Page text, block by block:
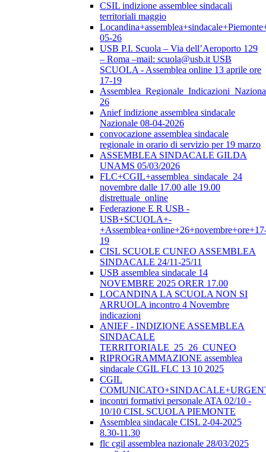
CSIL indizione assemblee sindacali
territoriali maggio
05-26
USB P.I. Scuola – Via dell’Aeroporto 129
– Roma –mail: scuola@usb.it USB
SCUOLA - Assemblea online 13 aprile ore
17-19
26
Anief indizione assemblea sindacale
Nazionale 08-04-2026
convocazione assemblea sindacale
regionale in orario di servizio per 19 marzo
ASSEMBLEA SINDACALE GILDA
UNAMS 05/03/2026
FLC+CGIL+assemblea_sindacale_24
novembre dalle 17.00 alle 19.00
distrettuale_online
Federazione E R USB -
USB+SCUOLA+-
19
CISL SCUOLE CUNEO ASSEMBLEA
SINDACALE 24/11-25/11
USB assemblea sindacale 14
NOVEMBRE 2025 ORER 17.00
LOCANDINA LA SCUOLA NON SI
ARRUOLA incontro 4 Novembre
indicazioni
ANIEF - INDIZIONE ASSEMBLEA
SINDACALE
TERRITORIALE_25_26_CUNEO
RIPROGRAMMAZIONE assemblea
sindacale CGIL FLC 13 10 2025
CGIL
incontri formativi personale ATA 02/10 -
10/10 CISL SCUOLA PIEMONTE
Assemblea sindacale CISL 2-04-2025
8.30-11.30
flc cgil assemblea nazionale 28/03/2025